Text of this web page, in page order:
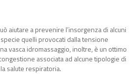
aiutare a prevenire l’insorgenza di alcuni
quelli provocati dalla tensione
vascaidromassaggio, inoltre, è un ottimo
associata ad alcune tipologie di
salute respiratoria.